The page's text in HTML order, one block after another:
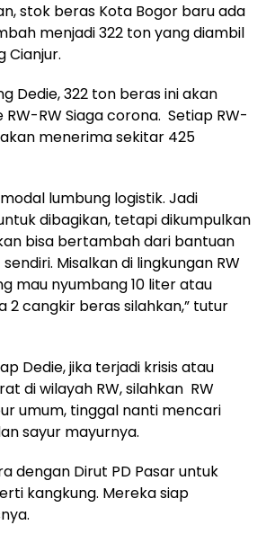
stok beras Kota Bogor baru ada
menjadi 322 ton yang diambil
Cianjur.
Dedie, 322 ton beras ini akan
RW Siaga corona. Setiap RW-
menerima sekitar 425
lumbung logistik. Jadi
dibagikan, tetapi dikumpulkan
bisa bertambah dari bantuan
Misalkan di lingkungan RW
mau nyumbang 10 liter atau
2 cangkir beras silahkan,” tutur
Dedie, jika terjadi krisis atau
di wilayah RW, silahkan RW
umum, tinggal nanti mencari
sayur mayurnya.
dengan Dirut PD Pasar untuk
kangkung. Mereka siap